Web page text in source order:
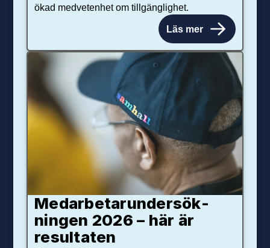
ökad medvetenhet om tillgänglighet.
Läs mer
Medarbetar­under­sök­
ningen 2026 – här är
resultaten